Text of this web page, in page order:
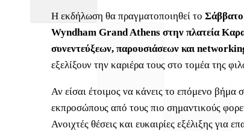
Η εκδήλωση θα πραγματοποιηθεί τοΣάββατο
Wyndham Grand Athens στην πλατεία
συνεντεύξεων, παρουσιάσεων και
εξελίξουν την καριέρα τους στο τομέα της
Αν είσαι έτοιμος να κάνεις το επόμενο βήμα
εκπροσώπους από τους πιο σημαντικούς
Ανοιχτές θέσεις και ευκαιρίες εξέλιξης για